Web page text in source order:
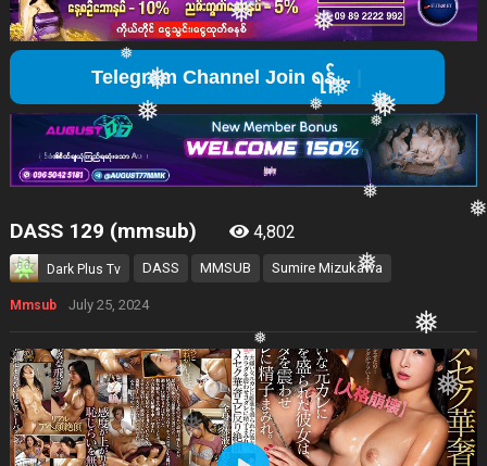
❅
❅
❅
❅
❅
❅
❅
❅
❅
❅
❅
❅
❅ ❅
Telegra
DASS 129 (mmsub) 4,802
Dark Plus Tv DASS MMSUB Sumire Mizukawa
Mmsub July 25, 2024